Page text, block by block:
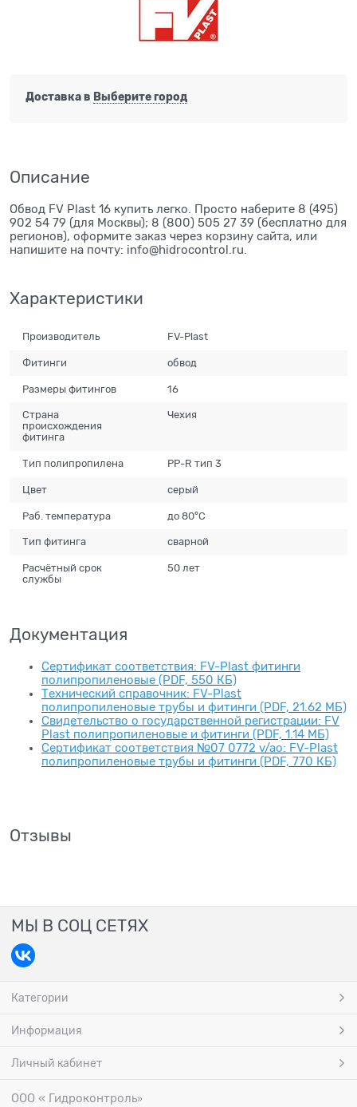
Доставка в Выберите город
Описание
Обвод FV Plast 16 купить легко. Просто наберите 8 (495)
902 54 79 (для Москвы); 8 (800) 505 27 39 (бесплатно для
регионов), оформите заказ через корзину сайта, или
напишите на почту: info@hidrocontrol.ru.
Характеристики
Производитель FV-Plast
Фитинги обвод
Размеры фитингов 16
Страна
происхождения
фитинга
Чехия
Тип полипропилена PP-R тип 3
Цвет серый
Раб. температура до 80°С
Тип фитинга сварной
Расчётный срок
службы
50 лет
Документация
Сертификат соответствия: FV-Plast фитинги
полипропиленовые (PDF, 550 КБ)
Технический справочник: FV-Plast
полипропиленовые трубы и фитинги (PDF, 21.62 МБ)
Свидетельство о государственной регистрации: FV
Plast полипропиленовые и фитинги (PDF, 1.14 МБ)
Сертификат соответствия №07 0772 v/ao: FV-Plast
полипропиленовые трубы и фитинги (PDF, 770 КБ)
Отзывы
МЫ В СОЦ СЕТЯХ
Категории
Информация
Личный кабинет
ООО « Гидроконтроль»